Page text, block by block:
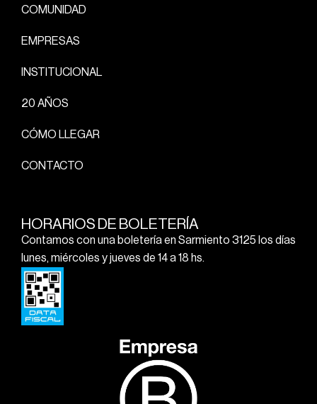
COMUNIDAD
EMPRESAS
INSTITUCIONAL
20 AÑOS
CÓMO LLEGAR
CONTACTO
HORARIOS DE BOLETERÍA
Contamos con una boletería en Sarmiento 3125 los días
lunes, miércoles y jueves de 14 a 18 hs.